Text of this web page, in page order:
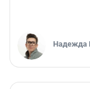
Надежда